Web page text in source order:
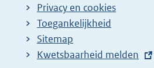
Privacy en cookies
Toegankelijkheid
Sitemap
E
Kwetsbaarheid melden